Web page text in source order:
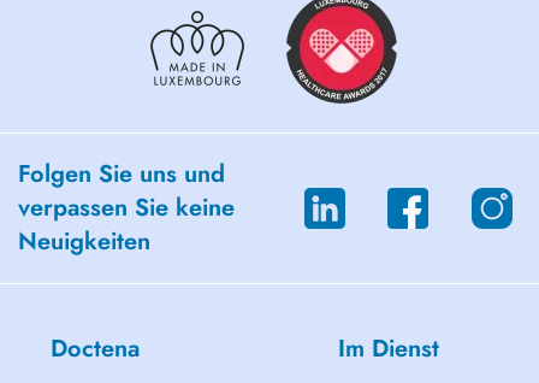
Folgen Sie uns und
verpassen Sie keine
Neuigkeiten
Doctena Im Dienst